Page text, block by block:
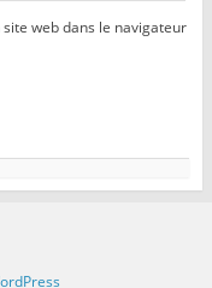
web dans le navigateur